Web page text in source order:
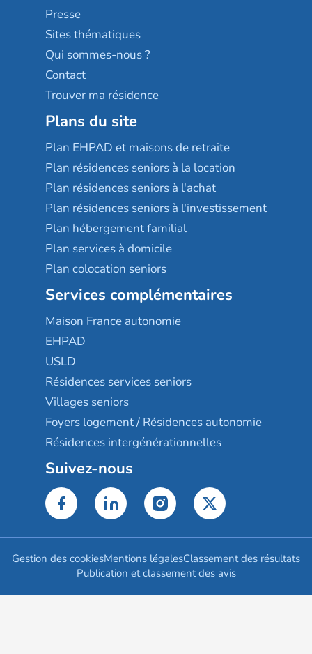
Sérénys
Résidences services Villa Médicis
Presse
Sites thématiques
Qui sommes-nous ?
Contact
Trouver ma résidence
Plans du site
Plan EHPAD et maisons de retraite
Plan résidences seniors à la location
Plan résidences seniors à l'achat
Plan résidences seniors à l'investissement
Plan hébergement familial
Plan services à domicile
Plan colocation seniors
Services complémentaires
Maison France autonomie
EHPAD
USLD
Résidences services seniors
Villages seniors
Foyers logement / Résidences autonomie
Résidences intergénérationnelles
Suivez-nous
Gestion des cookiesMentions légalesClassement des résultats
Publication et classement des avis